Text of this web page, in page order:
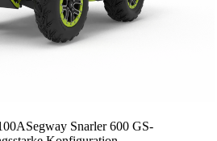
Snarler 600 GS-